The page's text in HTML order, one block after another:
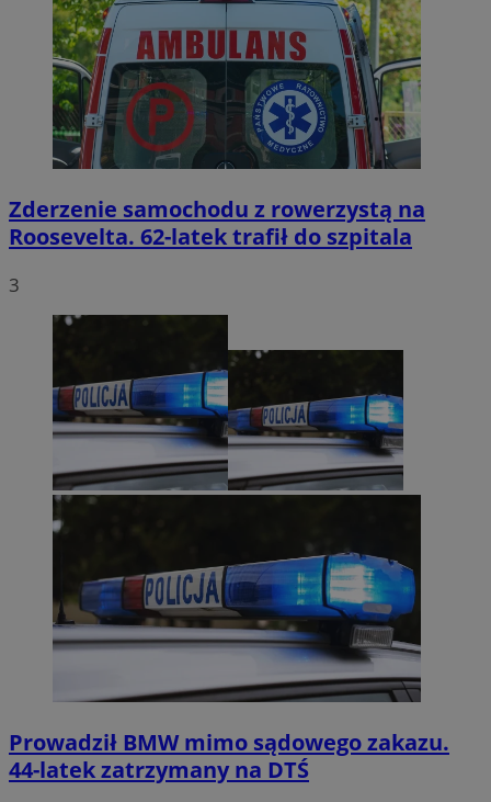
Zderzenie samochodu z rowerzystą na
Roosevelta. 62-latek trafił do szpitala
3
Prowadził BMW mimo sądowego zakazu.
44-latek zatrzymany na DTŚ